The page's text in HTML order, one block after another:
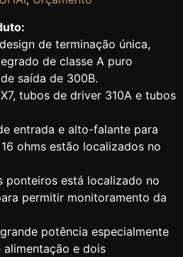
de terminação única,
de classe A puro
saída de 300B.
tubos de driver 310A e tubos
entrada e alto-falante para
ohms estão localizados no
está localizado no
permitir monitoramento da
potência especialmente
e dois